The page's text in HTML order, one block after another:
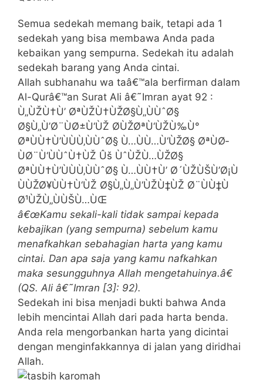
Semua sedekah memang baik, tetapi ada 1
sedekah yang bisa membawa Anda pada
kebaikan yang sempurna. Sedekah itu adalah
sedekah barang yang Anda cintai.
Allah subhanahu wa taâ€™ala berfirman dalam
Al-Qurâ€™an Surat Ali â€˜Imran ayat 92 :
Ù„ÙŽÙ†Ù’ ØªÙŽÙ†ÙŽØ§Ù„ÙÙˆØ§
Ø§Ù„Ù’Ø¨ÙØ±Ù‘ÙŽ Ø­ÙŽØªÙ‘ÙŽÙ‰Ù°
ØªÙÙ†Ù’ÙÙÙ‚ÙÙˆØ§ Ù…ÙÙ…Ù‘ÙŽØ§ ØªÙØ­
ÙØ¨Ù‘ÙÙˆÙ†ÙŽ Ûš ÙˆÙŽÙ…ÙŽØ§
ØªÙÙ†Ù’ÙÙÙ‚ÙÙˆØ§ Ù…ÙÙ†Ù’ Ø´ÙŽÙŠÙ’Ø¡Ù
ÙÙŽØ¥ÙÙ†Ù‘ÙŽ Ø§Ù„Ù„Ù‘ÙŽÙ‡ÙŽ Ø¨ÙÙ‡Ù
Ø¹ÙŽÙ„ÙÙŠÙ…ÙŒ
â€œKamu sekali-kali tidak sampai kepada
kebajikan (yang sempurna) sebelum kamu
menafkahkan sebahagian harta yang kamu
cintai. Dan apa saja yang kamu nafkahkan
maka sesungguhnya Allah mengetahuinya.â€
(QS. Ali â€˜Imran [3]: 92).
Sedekah ini bisa menjadi bukti bahwa Anda
lebih mencintai Allah dari pada harta benda.
Anda rela mengorbankan harta yang dicintai
dengan menginfakkannya di jalan yang diridhai
Allah.